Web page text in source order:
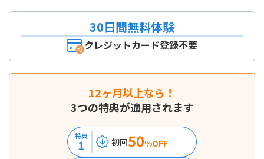
30日間無料体験
クレジットカード登録不要
12ヶ月以上なら！
3つの特典が適用されます
特典
1 初回50%OFF